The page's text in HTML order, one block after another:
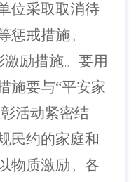
位采取取消待
惩戒措施。
励措施。要用
施要与“平安家
活动紧密结
民约的家庭和
物质激励。各